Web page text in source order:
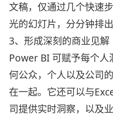
文稿，仅通过几个快速
光的幻灯片，分分钟排
3、形成深刻的商业见解
Power BI 可赋予每个人
何公众，个人以及公司
在一起。它还可以与
司提供实时洞察，以及